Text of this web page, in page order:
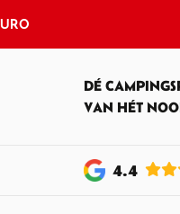
DÉ
VAN HÉT
4.4